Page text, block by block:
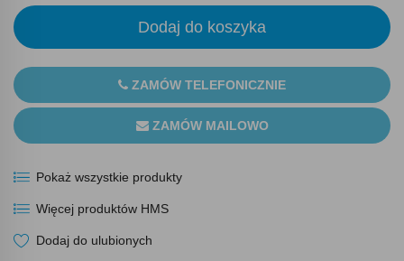
Dodaj do koszyka
ZAMÓW TELEFONICZNIE
ZAMÓW MAILOWO
Pokaż wszystkie produkty
Więcej produktów HMS
Dodaj do ulubionych